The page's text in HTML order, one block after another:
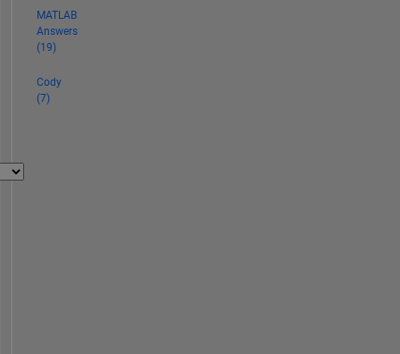
MATLAB
Answers
(19)
Cody
(7)